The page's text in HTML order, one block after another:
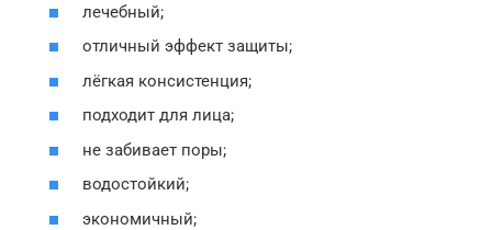
лечебный;
отличный эффект защиты;
лёгкая консистенция;
подходит для лица;
не забивает поры;
водостойкий;
экономичный;